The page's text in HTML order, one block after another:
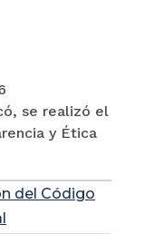
se realizó el
y Ética
del Código